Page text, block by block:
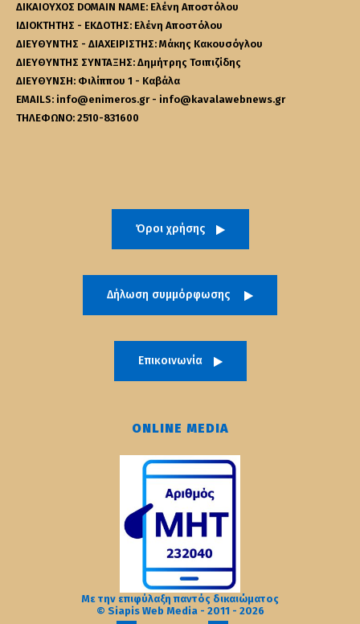
ΔΙΚΑΙΟΥΧΟΣ DOMAIN NAME: Ελένη Αποστόλου
ΙΔΙΟΚΤΗΤΗΣ - ΕΚΔΟΤΗΣ: Ελένη Αποστόλου
ΔΙΕΥΘΥΝΤΗΣ - ΔΙΑΧΕΙΡΙΣΤΗΣ: Μάκης Κακουσόγλου
ΔΙΕΥΘΥΝΤΗΣ ΣΥΝΤΑΞΗΣ: Δημήτρης Τσιπιζίδης
ΔΙΕΥΘΥΝΣΗ: Φιλίππου 1 - Καβάλα
EMAILS: info@enimeros.gr - info@kavalawebnews.gr
ΤΗΛΕΦΩΝΟ: 2510-831600
Όροι χρήσης
Δήλωση συμμόρφωσης
Επικοινωνία
ONLINE MEDIA
Με την επιφύλαξη παντός δικαιώματος
© Siapis Web Media - 2011 - 2026